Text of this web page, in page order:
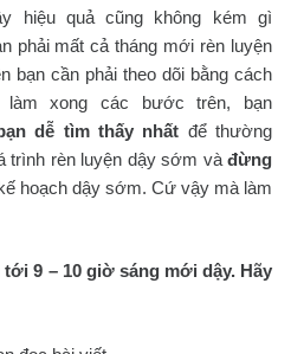
hiệu quả cũng không kém gì
phải mất cả tháng mới rèn luyện
bạn cần phải theo dõi bằng cách
xong các bước trên, bạn
dễ tìm thấy nhất để thường
trình rèn luyện dậy sớm vàđừng
hoạch dậy sớm. Cứ vậy mà làm
9 – 10 giờ sáng mới dậy. Hãy